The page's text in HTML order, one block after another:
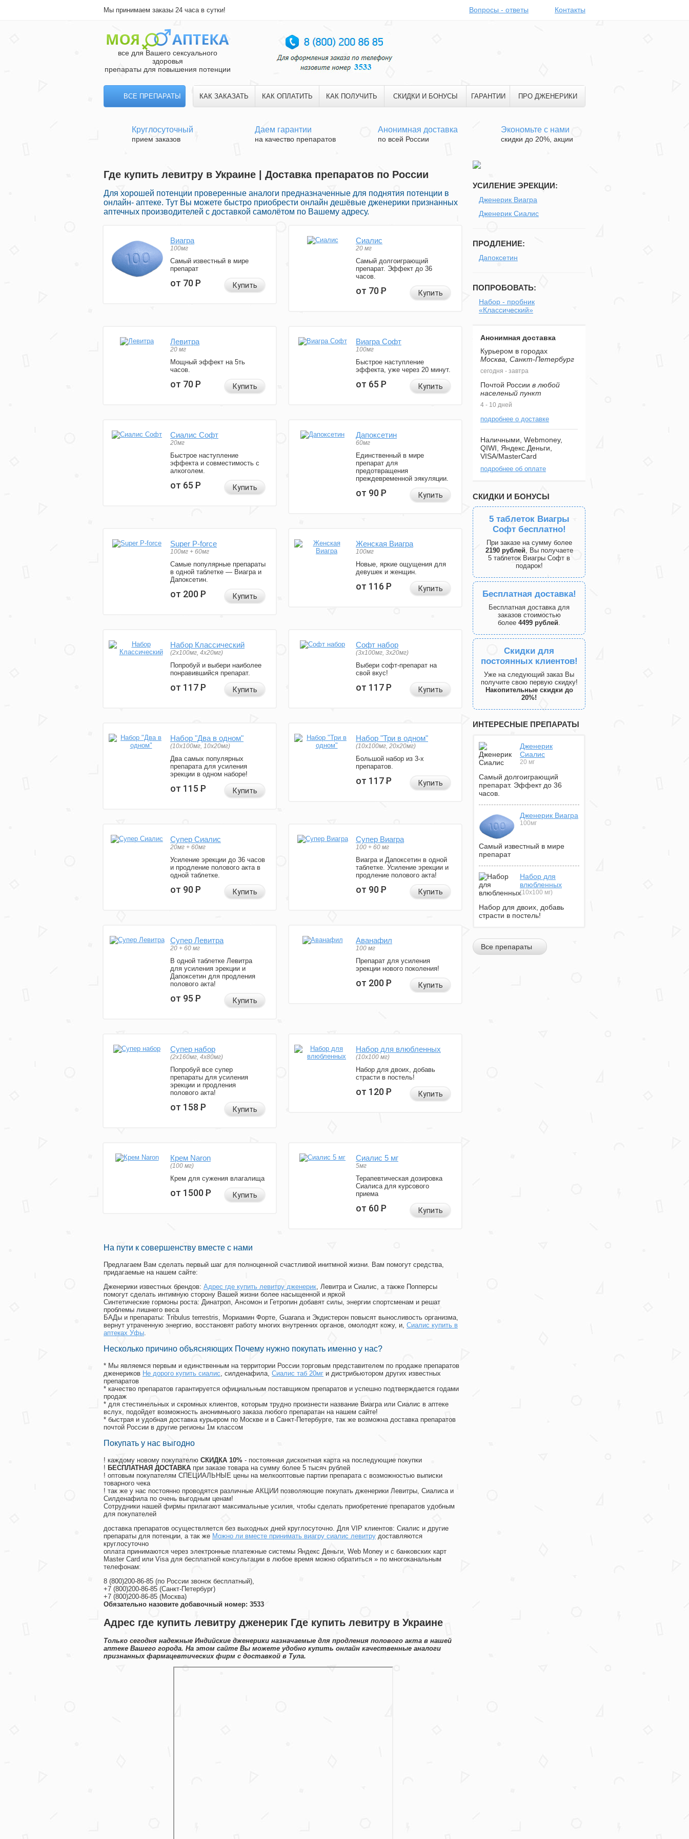
Мы принимаем заказы 24 часа в сутки! Вопросы - ответы Контакты
все для Вашего сексуального
здоровья
препараты для повышения потенции
ВСЕ ПРЕПАРАТЫ КАК ЗАКАЗАТЬ КАК ОПЛАТИТЬ КАК ПОЛУЧИТЬ СКИДКИ И БОНУСЫ ГАРАНТИИ ПРО ДЖЕНЕРИКИ
Круглосуточный
прием заказов
Даем гарантии
на качество препаратов
Анонимная доставка
по всей России
Экономьте с нами
скидки до 20%, акции
Где купить левитру в Украине | Доставка препаратов по России
Для хорошей потенции проверенные аналоги предназначенные для поднятия потенции в
онлайн- аптеке. Тут Вы можете быстро приобрести онлайн дешёвые дженерики признанных
аптечных производителей с доставкой самолётом по Вашему адресу.
Виагра
100мг
Самый известный в мире
препарат
от 70Р Купить
Сиалис
20 мг
Самый долгоиграющий
препарат. Эффект до 36
часов.
от 70Р Купить
Левитра
20 мг
Мощный эффект на 5ть
часов.
от 70Р Купить
Виагра Софт
100мг
Быстрое наступление
эффекта, уже через 20 минут.
от 65Р Купить
Сиалис Софт
20мг
Быстрое наступление
эффекта и совместимость с
алкоголем.
от 65Р Купить
Дапоксетин
60мг
Единственный в мире
препарат для
предотвращения
преждевременной эякуляции.
от 90Р Купить
Super P-force
100мг + 60мг
Самые популярные препараты
в одной таблетке — Виагра и
Дапоксетин.
от 200Р Купить
Женская Виагра
100мг
Новые, яркие ощущения для
девушек и женщин.
от 116Р Купить
Набор Классический
(2x100мг, 4x20мг)
Попробуй и выбери наиболее
понравившийся препарат.
от 117Р Купить
Софт набор
(3x100мг, 3x20мг)
Выбери софт-препарат на
свой вкус!
от 117Р Купить
Набор "Два в одном"
(10x100мг, 10x20мг)
Два самых популярных
препарата для усиления
эрекции в одном наборе!
от 115Р Купить
Набор "Три в одном"
(10x100мг, 20x20мг)
Большой набор из 3-х
препаратов.
от 117Р Купить
Супер Сиалис
20мг + 60мг
Усиление эрекции до 36 часов
и продление полового акта в
одной таблетке.
от 90Р Купить
Супер Виагра
100 + 60 мг
Виагра и Дапоксетин в одной
таблетке. Усиление эрекции и
продление полового акта!
от 90Р Купить
Супер Левитра
20 + 60 мг
В одной таблетке Левитра
для усиления эрекции и
Дапоксетин для продления
полового акта!
от 95Р Купить
Аванафил
100 мг
Препарат для усиления
эрекции нового поколения!
от 200Р Купить
Супер набор
(2х160мг, 4х80мг)
Попробуй все супер
препараты для усиления
эрекции и продления
полового акта!
от 158Р Купить
Набор для влюбленных
(10х100 мг)
Набор для двоих, добавь
страсти в постель!
от 120Р Купить
Крем Naron
(100 мг)
Крем для сужения влагалища
от 1500Р Купить
Сиалис 5 мг
5мг
Терапевтическая дозировка
Сиалиса для курсового
приема
от 60Р Купить
На пути к совершенству вместе с нами
Предлагаем Вам сделать первый шаг для полноценной счастливой инитмной жизни. Вам помогут средства,
придагаемые на нашем сайте:
Дженерики известных брендов: Адрес где купить левитру дженерик, Левитра и Сиалис, а также Попперсы
помогут сделать интимную сторону Вашей жизни более насыщенной и яркой
Синтетические гормоны роста: Динатроп, Ансомон и Гетропин добавят силы, энергии спортсменам и решат
проблемы лишнего веса
БАДы и препараты: Tribulus terrestris, Мориамин Форте, Guarana и Экдистерон повысят выносливость организма,
вернут утраченную энергию, восстановят работу многих внутренних органов, омолодят кожу, и, Сиалис купить в
аптеках Уфы.
Несколько причино объясняющих Почему нужно покупать именно у нас?
* Мы являемся первым и единственным на территории России торговым представителем по продаже препаратов
дженериков Не дорого купить сиалис, силденафила, Сиалис таб 20мг и дистрибьютором других известных
препаратов
* качество препаратов гарантируется официальным поставщиком препаратов и успешно подтверждается годами
продаж
* для стестинельных и скромных клиентов, которым трудно произнести название Виагра или Сиалис в аптеке
вслух, подойдет возможность анонимныого заказа любого препаратан на нашем сайте!
* быстрая и удобная доставка курьером по Москве и в Санкт-Петербурге, так же возможна доставка препаратов
почтой России в другие регионы 1м классом
Покупать у нас выгодно
! каждому новому покупателю СКИДКА 10% - постоянная дисконтная карта на последующие покупки
! БЕСПЛАТНАЯ ДОСТАВКА при заказе товара на сумму более 5 тысяч рублей
! оптовым покупателям СПЕЦИАЛЬНЫЕ цены на мелкооптовые партии препарата с возможностью выписки
товарного чека
! так же у нас постоянно проводятся различные АКЦИИ позволяющие покупать дженерики Левитры, Сиалиса и
Силденафила по очень выгодным ценам!
Cотрудники нашей фирмы прилагают максимальные усилия, чтобы сделать приобретение препаратов удобным
для покупателей
доставка препаратов осуществляется без выходных дней круглосуточно. Для VIP клиентов: Сиалис и другие
препараты для потенции, а так же Можно ли вместе принимать виагру сиалис левитру доставляются
круглосуточно
оплата принимаются через электронные платежные системы Яндекс Деньги, Web Money и с банковских карт
Master Card или Visa для бесплатной консультации в любое время можно обратиться » по многоканальным
телефонам:
8 (800)200-86-85 (по России звонок бесплатный),
+7 (800)200-86-85 (Санкт-Петербург)
+7 (800)200-86-85 (Москва)
Обязательно назовите добавочный номер: 3533
Адрес где купить левитру дженерик Где купить левитру в Украине
Только сегодня надежные Индийские дженерики назначаемые для продления полового акта в нашей
аптеке Вашего города. На этом сайте Вы можете удобно купить онлайн качественные аналоги
признанных фармацевтических фирм с доставкой в Тула.
УСИЛЕНИЕ ЭРЕКЦИИ:
Дженерик Виагра
Дженерик Сиалис
ПРОДЛЕНИЕ:
Дапоксетин
ПОПРОБОВАТЬ:
Набор - пробник
«Классический»
Анонимная доставка
Курьером в городах
Москва, Санкт-Петербург
сегодня - завтра
Почтой России в любой
населеный пункт
4 - 10 дней
подробнее о доставке
Наличными, Webmoney,
QIWI, Яндекс.Деньги,
VISA/MasterCard
подробнее об оплате
СКИДКИ И БОНУСЫ
5 таблеток Виагры
Софт бесплатно!
При заказе на сумму более
2190 рублей, Вы получаете
5 таблеток Виагры Софт в
подарок!
Бесплатная доставка!
Бесплатная доставка для
заказов стоимостью
более 4499 рублей.
Скидки для
постоянных клиентов!
Уже на следующий заказ Вы
получите свою первую скидку!
Накопительные скидки до
20%!
ИНТЕРЕСНЫЕ ПРЕПАРАТЫ
Дженерик
Сиалис
20 мг
Самый долгоиграющий
препарат. Эффект до 36
часов.
Дженерик Виагра
100мг
Самый известный в мире
препарат
Набор для
влюбленных
(10х100 мг)
Набор для двоих, добавь
страсти в постель!
Все препараты